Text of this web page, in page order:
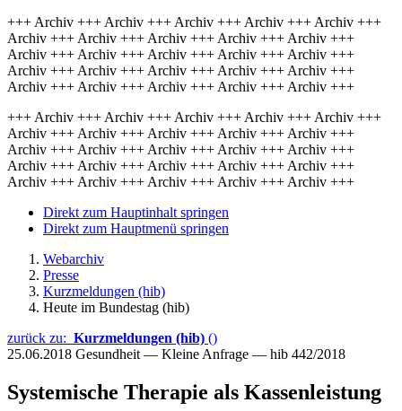
+++ Archiv +++ Archiv +++ Archiv +++ Archiv +++ Archiv +++
Archiv +++ Archiv +++ Archiv +++ Archiv +++ Archiv +++
Archiv +++ Archiv +++ Archiv +++ Archiv +++ Archiv +++
Archiv +++ Archiv +++ Archiv +++ Archiv +++ Archiv +++
Archiv +++ Archiv +++ Archiv +++ Archiv +++ Archiv +++
+++ Archiv +++ Archiv +++ Archiv +++ Archiv +++ Archiv +++
Archiv +++ Archiv +++ Archiv +++ Archiv +++ Archiv +++
Archiv +++ Archiv +++ Archiv +++ Archiv +++ Archiv +++
Archiv +++ Archiv +++ Archiv +++ Archiv +++ Archiv +++
Archiv +++ Archiv +++ Archiv +++ Archiv +++ Archiv +++
Direkt zum Hauptinhalt springen
Direkt zum Hauptmenü springen
Webarchiv
Presse
Kurzmeldungen (hib)
Heute im Bundestag (hib)
zurück zu: Kurzmeldungen (hib) ()
25.06.2018 Gesundheit — Kleine Anfrage — hib 442/2018
Systemische Therapie als Kassenleistung